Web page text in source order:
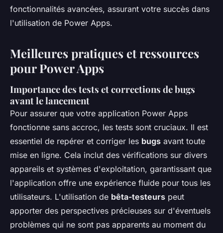
fonctionnalités avancées, assurant votre succès dans
l'utilisation de Power Apps.
Meilleures pratiques et ressources
pour Power Apps
Importance des tests et corrections de bugs
avant le lancement
Pour assurer que votre application Power Apps
fonctionne sans accroc, les tests sont cruciaux. Il est
essentiel de repérer et corriger les bugs avant toute
mise en ligne. Cela inclut des vérifications sur divers
appareils et systèmes d'exploitation, garantissant que
l'application offre une expérience fluide pour tous les
utilisateurs. L'utilisation de bêta-testeurs peut
apporter des perspectives précieuses sur d'éventuels
problèmes qui ne sont pas apparents au moment du